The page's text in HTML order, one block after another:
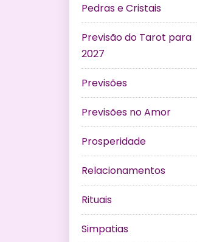
Pedras e Cristais
Previsão do Tarot para
2027
Previsões
Previsões no Amor
Prosperidade
Relacionamentos
Rituais
Simpatias